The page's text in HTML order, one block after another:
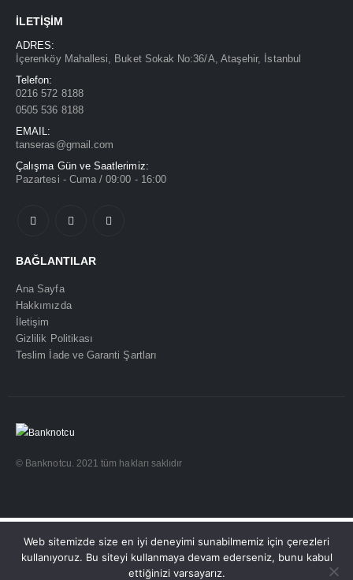
İLETIŞIM
ADRES:
İçerenköy Mahallesi, Buket Sokak No:36/A, Ataşehir, İstanbul
Telefon:
0216 572 8188
0505 536 8188
EMAIL:
tanseras@gmail.com
Çalışma Gün ve Saatlerimiz:
Pazartesi - Cuma / 09:00 - 16:00
BAĞLANTILAR
Ana Sayfa
Hakkımızda
İletişim
Gizlilik Politikası
Teslim İade ve Garanti Şartları
© Banknotcu. 2021 tüm hakları saklıdır
Web sitemizde size en iyi deneyimi sunabilmemiz için çerezleri
kullanıyoruz. Bu siteyi kullanmaya devam ederseniz, bunu kabul
ettiğinizi varsayarız.